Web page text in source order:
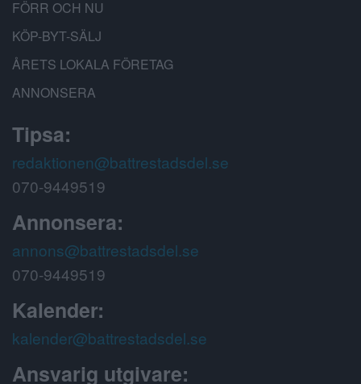
FÖRR OCH NU
KÖP-BYT-SÄLJ
ÅRETS LOKALA FÖRETAG
ANNONSERA
Tipsa:
redaktionen@battrestadsdel.se
070-9449519
Annonsera:
annons@battrestadsdel.se
070-9449519
Kalender:
kalender@battrestadsdel.se
Ansvarig utgivare: